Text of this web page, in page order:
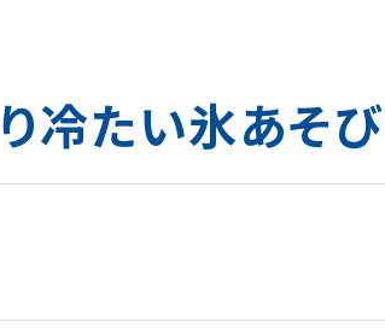
冷たい氷あそび